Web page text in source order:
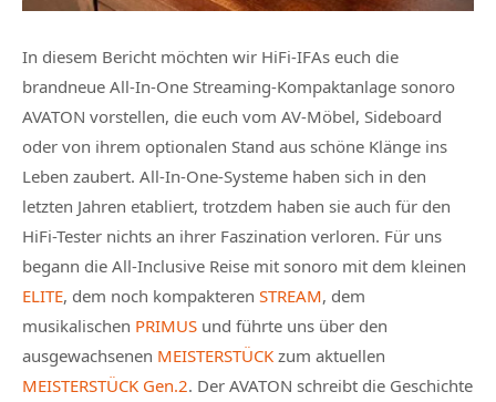
In diesem Bericht möchten wir HiFi-IFAs euch die
brandneue All-In-One Streaming-Kompaktanlage sonoro
AVATON vorstellen, die euch vom AV-Möbel, Sideboard
oder von ihrem optionalen Stand aus schöne Klänge ins
Leben zaubert. All-In-One-Systeme haben sich in den
letzten Jahren etabliert, trotzdem haben sie auch für den
HiFi-Tester nichts an ihrer Faszination verloren. Für uns
begann die All-Inclusive Reise mit sonoro mit dem kleinen
ELITE, dem noch kompakteren STREAM, dem
musikalischen PRIMUS und führte uns über den
ausgewachsenen MEISTERSTÜCK zum aktuellen
MEISTERSTÜCK Gen.2. Der AVATON schreibt die Geschichte